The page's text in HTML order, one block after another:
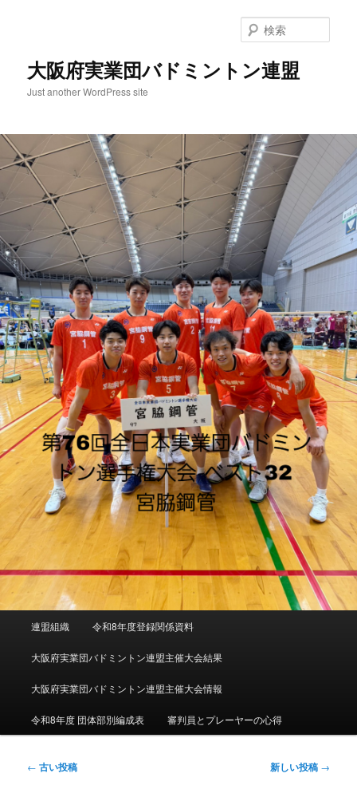
大阪府実業団バドミントン連盟
Just another WordPress site
索
メインメニュー
メインコンテンツへ移動
サブコンテンツへ移動
連盟組織 令和8年度登録関係資料
大阪府実業団バドミントン連盟主催大会結果
大阪府実業団バドミントン連盟主催大会情報
令和8年度 団体部別編成表 審判員とプレーヤーの心得
投稿ナビゲーション
← 古い投稿 新しい投稿 →